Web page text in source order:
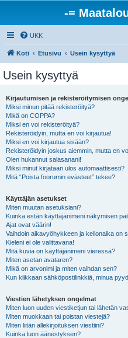
-=
UKK
Koti Etusivu Usein kysyttyä
Usein kysyttyä
Kirjautumisen ja rekisteröitymisen
Miksi minun pitää rekisteröityä?
Mikä on COPPA?
Miksi en voi rekisteröityä?
Rekisteröidyin, mutta en voi kirjautua!
Miksi en voi kirjautua sisään?
Rekisteröidyin joskus aiemmin, mutta en
Olen hukannut salasanani!
Miksi minut kirjataan ulos automaattisesti?
Mitä “Poista foorumin evästeet” tekee?
Käyttäjän asetukset
Miten muutan asetuksiani?
Kuinka estän käyttäjänimeni näkymisen
Ajat ovat väärin!
Vaihdoin aikavyöhykkeen ja kellonaika on
Kieleni ei ole valittavana!
Mitä kuvia on käyttäjänimeni vieressä?
Miten asetan avataren?
Mikä on arvonimi ja miten vaihdan sen?
Kun klikkaan sähköpostilinkkiä, minua
Viestien lähetyksen ongelmat
Miten luon uuden viestiketjun tai lähetän
Miten muokkaan tai poistan viestejä?
Miten liitän allekirjoituksen viestiini?
Kuinka luon äänestyksen?